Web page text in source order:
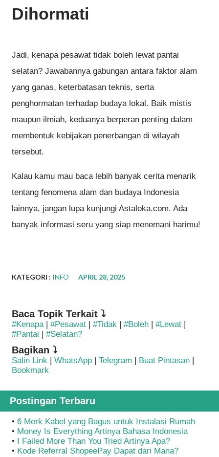
Dihormati
Jadi, kenapa pesawat tidak boleh lewat pantai
selatan? Jawabannya gabungan antara faktor alam
yang ganas, keterbatasan teknis, serta
penghormatan terhadap budaya lokal. Baik mistis
maupun ilmiah, keduanya berperan penting dalam
membentuk kebijakan penerbangan di wilayah
tersebut.
Kalau kamu mau baca lebih banyak cerita menarik
tentang fenomena alam dan budaya Indonesia
lainnya, jangan lupa kunjungi Astaloka.com. Ada
banyak informasi seru yang siap menemani harimu!
KATEGORI : INFO APRIL 28, 2025
Baca Topik Terkait ⤵
#Kenapa| #Pesawat #Tidak #Boleh #Lewat
#Pantai
#Selatan?
Bagikan ⤵
Salin Link WhatsApp Telegram Buat Pintasan
Bookmark
Postingan Terbaru
• 6 Merk Kabel yang Bagus untuk Instalasi Rumah
• Money Is Everything Artinya Bahasa Indonesia
•
I Failed More Than You Tried Artinya Apa?
• Kode Referral ShopeePay Dapat dari Mana?